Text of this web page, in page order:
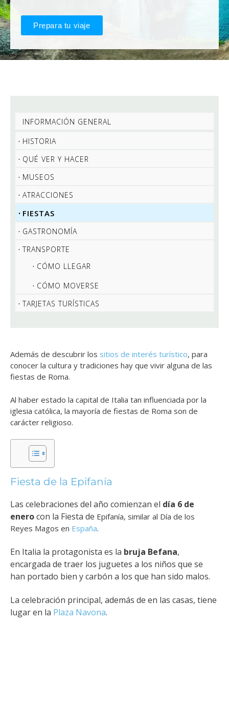
Prepara tu viaje
INFORMACIÓN GENERAL
HISTORIA
QUÉ VER Y HACER
MUSEOS
ATRACCIONES
FIESTAS
GASTRONOMÍA
TRANSPORTE
CÓMO LLEGAR
CÓMO MOVERSE
TARJETAS TURÍSTICAS
Además de descubrir los sitios de interés turístico, para
conocer la cultura y tradiciones hay que vivir alguna de las
fiestas de Roma.
Al haber estado la capital de Italia tan influenciada por la
iglesia católica, la mayoría de fiestas de Roma son de
carácter religioso.
Fiesta de la Epifanía
Las celebraciones del año comienzan el día 6 de
enerocon la Fiesta de Epifanía, similar al Día de los
Reyes Magos en España.
En Italia la protagonista es la bruja Befana,
encargada de traer los juguetes a los niños que se
han portado bien y carbón a los que han sido malos.
La celebración principal, además de en las casas, tiene
lugar en la Plaza Navona.